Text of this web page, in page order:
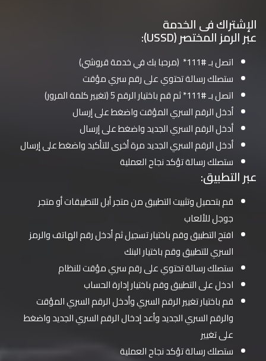
الإشتراك فى الخدمة
عبر الرمز المختصر (USSD):
اتصل بـ #111* (مرحبا بك في خدمة قروشي)
ستصلك رسالة تحتوي على رقم سري مؤقت
اتصل بـ #111* ثم قم باختيار الرقم 5 (تغيير كلمة المرور)
أدخل الرقم السري المؤقت واضغط على إرسال
أدخل الرقم السري الجديد واضغط على إرسال
أدخل الرقم السري الجديد مرة أخرى للتأكيد واضغط على إرسال
ستصلك رسالة تؤكد نجاح العملية
عبر التطبيق:
قم بتحميل وتثبيت التطبيق من متجر أبل للتطبيقات أو متجر
جوجل للألعاب
افتح التطبيق وقم باختيار تسجيل ثم أدخل رقم الهاتف والرمز
السري للتطبيق وقم باختيار البنك
ستصلك رسالة تحتوي على رقم سري مؤقت للنظام
ادخل على التطبيق وقم باختيار إدارة الحساب
قم باختيار تغيير الرقم السري وأدخل الرقم السري المؤقت
والرقم السري الجديد وأعد إدخال الرقم السري الجديد واضغط
على تغيير
ستصلك رسالة تؤكد نجاح العملية